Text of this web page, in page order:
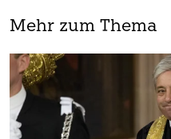
Mehr zum Thema